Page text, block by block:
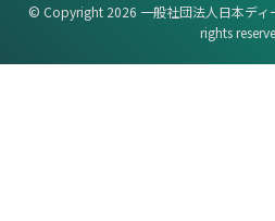
© Copyright 2026 一般社団法人日本ディ
rights